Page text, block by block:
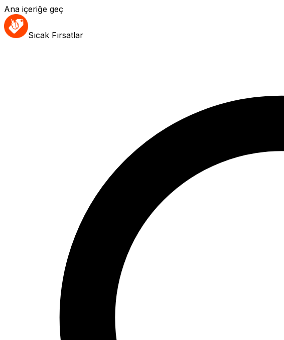
Ana içeriğe geç
Sıcak Fırsatlar